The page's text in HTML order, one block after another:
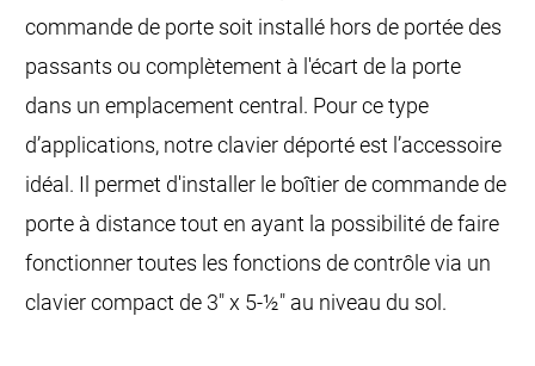
commande de porte soit installé hors de portée des
passants ou complètement à l'écart de la porte
dans un emplacement central. Pour ce type
d’applications, notre clavier déporté est l’accessoire
idéal. Il permet d'installer le boîtier de commande de
porte à distance tout en ayant la possibilité de faire
fonctionner toutes les fonctions de contrôle via un
clavier compact de 3" x 5-½" au niveau du sol.